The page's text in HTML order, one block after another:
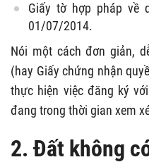
Giấy tờ hợp pháp về
01/07/2014.
Nói một cách đơn giản,
(hay Giấy chứng nhận
thực hiện việc đăng ký
đang trong thời gian xem
2. Đất không